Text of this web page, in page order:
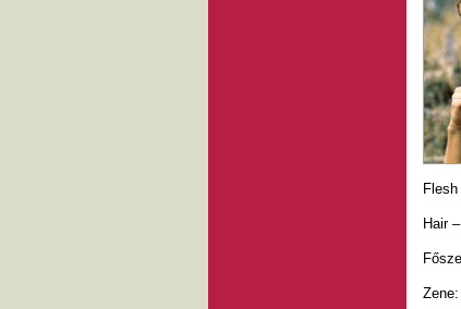
Hair